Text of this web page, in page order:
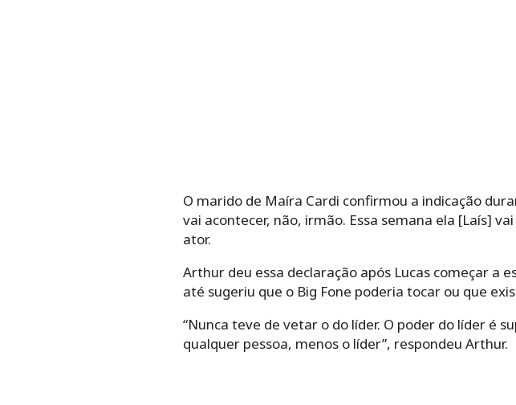
O marido de Maíra Cardi confirmou a indicação
vai acontecer, não, irmão. Essa semana ela [Laís]
ator.
Arthur deu essa declaração após Lucas começar a
até sugeriu que o Big Fone poderia tocar ou que
“Nunca teve de vetar o do líder. O poder do líder é
qualquer pessoa, menos o líder”, respondeu Arthur.